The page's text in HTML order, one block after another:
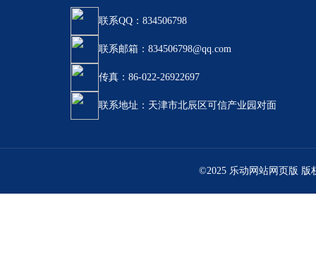
联系QQ：834506798
联系邮箱：834506798@qq.com
传真：86-022-26922697
联系地址：天津市北辰区可信产业园对面
©2025 乐动网站网页版 版